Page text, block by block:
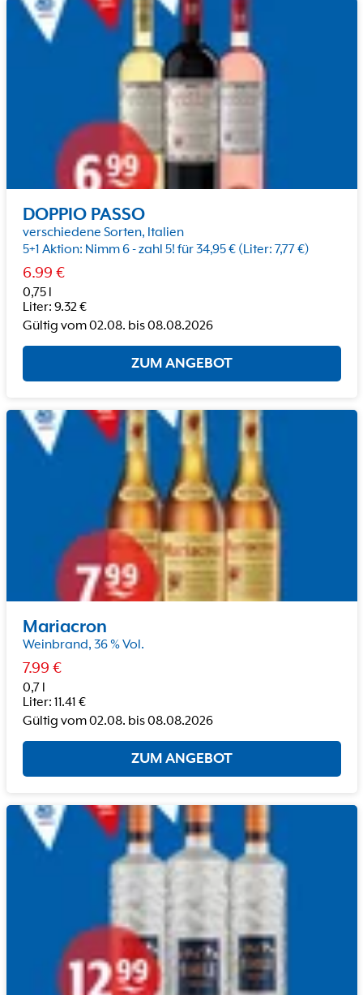
DOPPIO PASSO
verschiedene Sorten, Italien
5+1 Aktion: Nimm 6 - zahl 5! für 34,95 € (Liter: 7,77 €)
6.99 €
0,75 l
Liter: 9.32€
Gültig vom02.08. bis08.08.2026
ZUM ANGEBOT
Mariacron
Weinbrand, 36 % Vol.
7.99 €
0,7 l
Liter: 11.41 €
Gültig vom02.08. bis08.08.2026
ZUM ANGEBOT